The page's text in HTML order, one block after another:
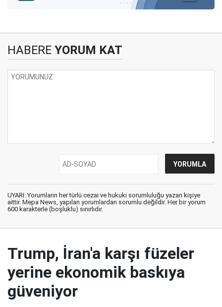
HABERE YORUM KAT
UYARI: Yorumların her türlü cezai ve hukuki sorumluluğu yazan kişiye
aittir. Mepa News, yapılan yorumlardan sorumlu değildir. Her bir yorum
600 karakterle (boşluklu) sınırlıdır.
Trump, İran'a karşı füzeler
yerine ekonomik baskıya
güveniyor